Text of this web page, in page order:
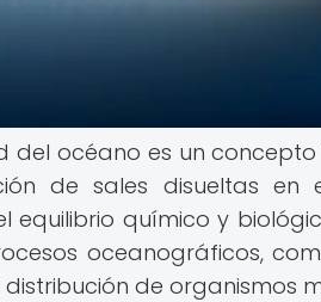
del océano es un
de sales disueltas
equilibrio químico y
oceanográficos,
de organismos